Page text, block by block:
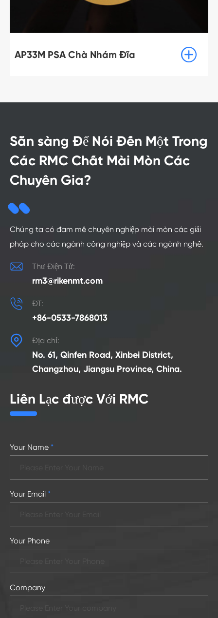
Đĩa

Sẵn sàng Để Nói Đến Một Trong
Các RMC Chất Mài Mòn Các
Chuyên Gia?
Chúng ta có đam mê chuyên nghiệp mài mòn các giải
pháp cho các ngành công nghiệp và các ngành nghề.
 Thư Điện Tử:
rm3@rikenmt.com
 ĐT:
+86-0533-7868013
 Địa chỉ:
No. 61, Qinfen Road, Xinbei District,
Changzhou, Jiangsu Province, China.
Liên Lạc được Với RMC
Your Name *
Your Email *
Your Phone
Company